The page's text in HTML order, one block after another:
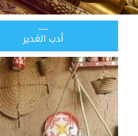
أدب الغدير